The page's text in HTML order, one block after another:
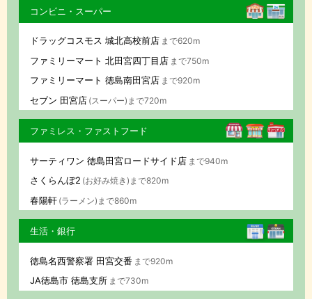
コンビニ・スーパー
ドラッグコスモス 城北高校前店 まで620m
ファミリーマート 北田宮四丁目店 まで750m
ファミリーマート 徳島南田宮店 まで920m
セブン 田宮店 (スーパー)まで720m
ファミレス・ファストフード
サーティワン 徳島田宮ロードサイド店 まで940m
さくらんぼ2 (お好み焼き)まで820m
春陽軒 (ラーメン)まで860m
生活・銀行
徳島名西警察署 田宮交番 まで920m
JA徳島市 徳島支所 まで730m